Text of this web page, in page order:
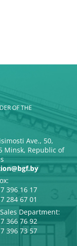
OF THE
Ave., 50,
Minsk, Republic of
396 16 17
284 67 01
Department:
366 76 92
396 73 57